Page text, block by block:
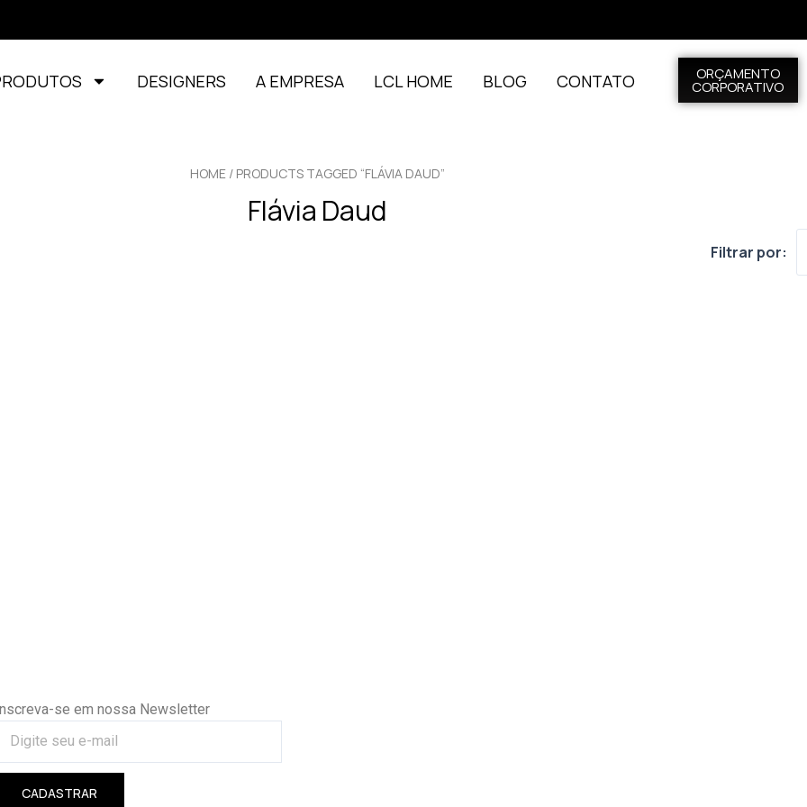
DESIGNERS A EMPRESA LCL HOME BLOG CONTATO ORÇAMENTO
CORPORATIVO
HOME/ PRODUCTS TAGGED “FLÁVIA DAUD”
Flávia Daud
Filtrar por:
se em nossa Newsletter
CADASTRAR